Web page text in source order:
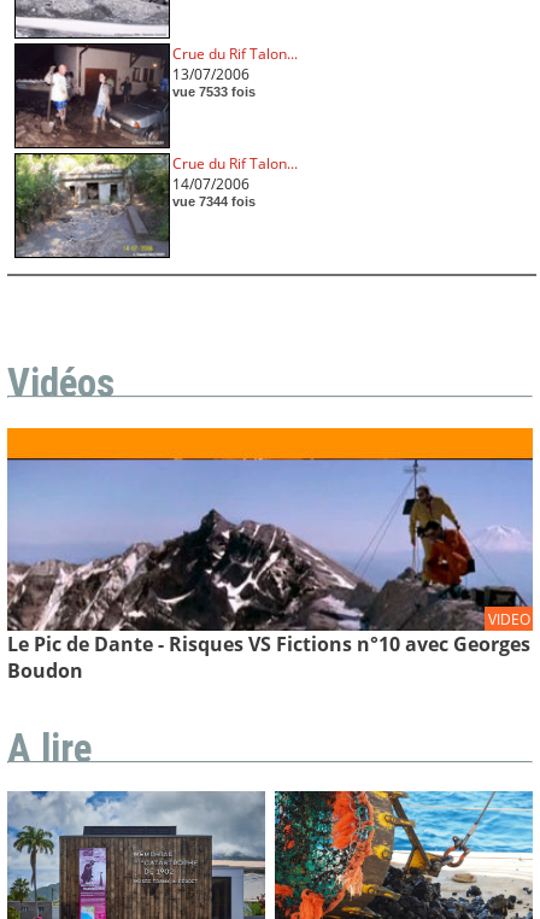
Crue du Rif Talon...
13/07/2006
vue 7533 fois
Crue du Rif Talon...
14/07/2006
vue 7344 fois
Vidéos
VIDEO
Le Pic de Dante - Risques VS Fictions n°10 avec Georges
Boudon
A lire